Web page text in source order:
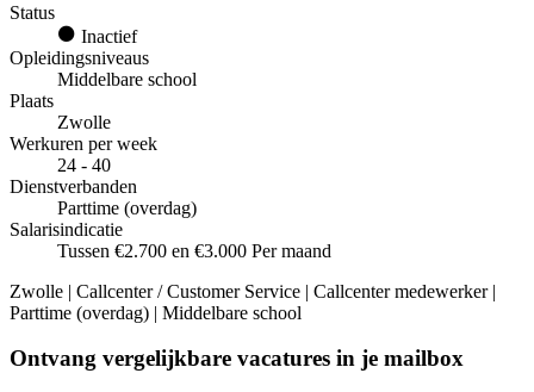
Status
Inactief
Opleidingsniveaus
Middelbare school
Plaats
Zwolle
Werkuren per week
24 - 40
Dienstverbanden
Parttime (overdag)
Salarisindicatie
Tussen €2.700 en €3.000 Per maand
Zwolle | Callcenter / Customer Service | Callcenter medewerker |
Parttime (overdag) | Middelbare school
Ontvang vergelijkbare vacatures in je mailbox